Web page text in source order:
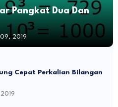
Pangkat Dua Dan
2019
Cepat Perkalian Bilangan